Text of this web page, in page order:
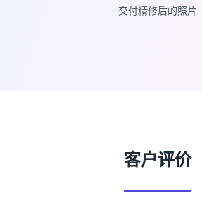
交付精修后的照片
客户评价